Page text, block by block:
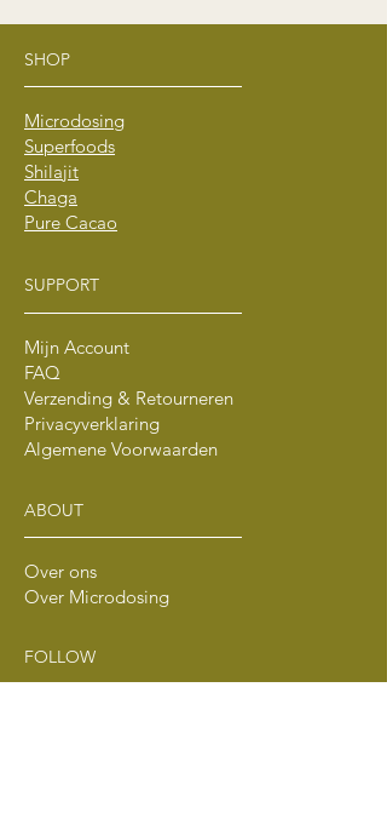
SHOP
Microdosing
Superfoods
Shilajit
Chaga
Pure Cacao
SUPPORT
Mijn Account
FAQ
Verzending & Retourneren
Privacyverklaring
Algemene Voorwaarden
ABOUT
Over ons
Over Microdosing
FOLLOW